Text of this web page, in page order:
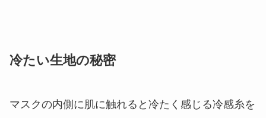
冷たい生地の秘密
マスクの内側に肌に触れると冷たく感じる冷感糸を